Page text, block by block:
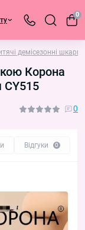
0
демісезонні
Корона
CY515
0
Відгуки 0